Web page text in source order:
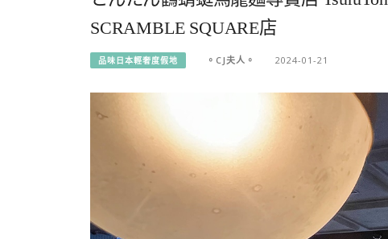
SCRAMBLE SQUARE店
品味日本輕奢度假地 。CJ夫人。 2024-01-21